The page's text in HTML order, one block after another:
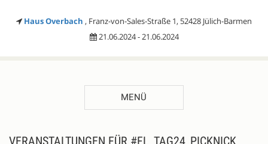
Haus Overbach , Franz-von-Sales-Straße 1, 52428 Jülich-Barmen
21.06.2024 - 21.06.2024
MENÜ
VERANSTALTUNGEN FÜR #FL_TAG24_PICKNICK